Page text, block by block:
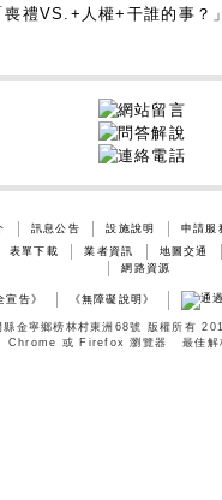
禮VS.+人權+干誰的事？
訊息公告 設施說明 申請服
表單下載 業者資訊 地圖交通
網路資源
宣告》 《無障礙說明》
縣金寧鄉榜林村東洲68號 版權所有
Chrome 或 Firefox 瀏覽器 最佳解